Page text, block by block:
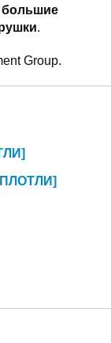
большие
.
Group.
ПЛОТЛИ]